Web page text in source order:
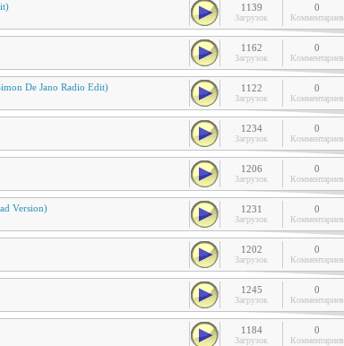
1139
Загрузок
0
Комментариев
1162
Загрузок
0
Комментариев
De Jano Radio Edit) 1122
Загрузок
0
Комментариев
1234
Загрузок
0
Комментариев
1206
Загрузок
0
Комментариев
Version) 1231
Загрузок
0
Комментариев
1202
Загрузок
0
Комментариев
1245
Загрузок
0
Комментариев
1184
Загрузок
0
Комментариев